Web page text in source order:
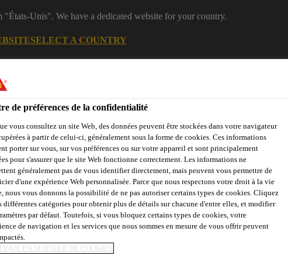
Unis". We have a dedicated website for your country.
SELECT A COUNTRY
Qui sommes nous Sika at Work Centre de Ressources
de préférences de la confidentialité
vous consultez un site Web, des données peuvent être stockées dans votre navigateur
à partir de celui-ci, généralement sous la forme de cookies. Ces informations
porter sur vous, sur vos préférences ou sur votre appareil et sont principalement
pour s'assurer que le site Web fonctionne correctement. Les informations ne
généralement pas de vous identifier directement, mais peuvent vous permettre de
d'une expérience Web personnalisée. Parce que nous respectons votre droit à la vie
nous vous donnons la possibilité de ne pas autoriser certains types de cookies. Cliquez
différentes catégories pour obtenir plus de détails sur chacune d'entre elles, et modifier
par défaut. Toutefois, si vous bloquez certains types de cookies, votre
de navigation et les services que nous sommes en mesure de vous offrir peuvent
EN MATIÈRE DE COOKIES